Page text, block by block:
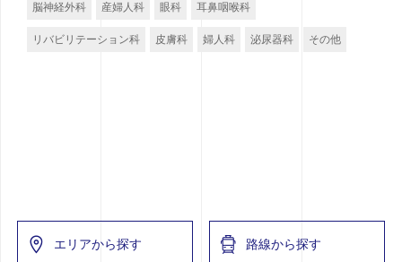
脳神経外科 産婦人科 眼科 耳鼻咽喉科
リバビリテーション科 皮膚科 婦人科 泌尿器科 その他
エリアから探す 路線から探す